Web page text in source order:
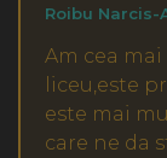
Roibu Narcis-
Am cea
liceu,este
este mai
care ne da